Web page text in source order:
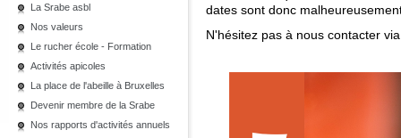
La Srabe asbl
Nos valeurs
Le rucher école - Formation
Activités apicoles
La place de l'abeille à Bruxelles
Devenir membre de la Srabe
Nos rapports d'activités annuels
dates sont donc
N'hésitez pas à nous contacter